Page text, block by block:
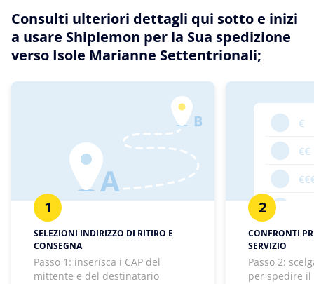
Consulti ulteriori dettagli qui sotto e inizi
a usare Shiplemon per la Sua spedizione
verso Isole Marianne Settentrionali;
1
SELEZIONI INDIRIZZO DI RITIRO E
CONSEGNA
Passo 1: inserisca i CAP del
mittente e del destinatario
2
CONFRONTI
SERVIZIO
Passo 2:
per spedire il